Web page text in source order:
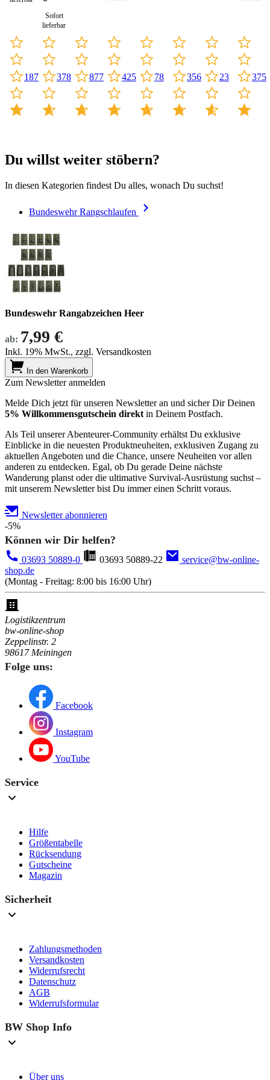
187
Sofort
lieferbar
378 877 425 78 356 23 375
Du willst weiter stöbern?
In diesen Kategorien findest Du alles, wonach Du suchst!
Bundeswehr Rangschlaufen
Bundeswehr Rangabzeichen Heer
ab: 7,99 €
Inkl. 19% MwSt., zzgl. Versandkosten
In den Warenkorb
Zum Newsletter anmelden
Melde Dich jetzt für unseren Newsletter an und sicher Dir Deinen
5% Willkommensgutschein direkt in Deinem Postfach.
Als Teil unserer Abenteurer-Community erhältst Du exklusive
Einblicke in die neuesten Produktneuheiten, exklusiven Zugang zu
aktuellen Angeboten und die Chance, unsere Neuheiten vor allen
anderen zu entdecken. Egal, ob Du gerade Deine nächste
Wanderung planst oder die ultimative Survival-Ausrüstung suchst –
mit unserem Newsletter bist Du immer einen Schritt voraus.
Newsletter abonnieren
-5%
Können wir Dir helfen?
03693 50889-0 03693 50889-22
service@bw-online-
shop.de
(Montag - Freitag: 8:00 bis 16:00 Uhr)
Logistikzentrum
bw-online-shop
Zeppelinstr. 2
98617 Meiningen
Folge uns:
Facebook
Instagram
YouTube
Service
Hilfe
Größentabelle
Rücksendung
Gutscheine
Magazin
Sicherheit
Zahlungsmethoden
Versandkosten
Widerrufsrecht
Datenschutz
AGB
Widerrufsformular
BW Shop Info
Über uns